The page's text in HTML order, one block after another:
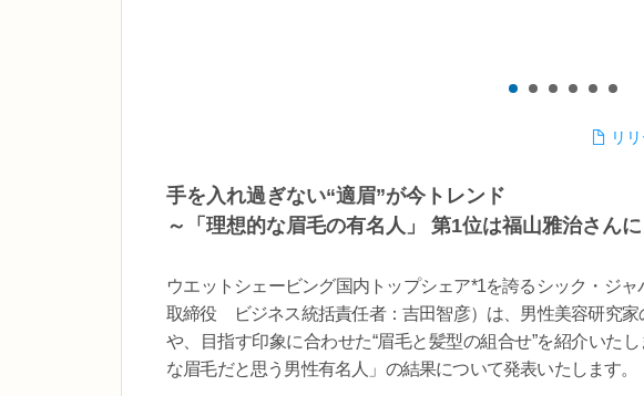
リ
手を入れ過ぎない“適眉”が今トレンド
～「理想的な眉毛の有名人」 第1位は福山雅治さんに
ウエットシェービング国内トップシェア*1を誇るシック・ジ
取締役 ビジネス統括責任者：吉田智彦）は、男性美容研究
や、目指す印象に合わせた“眉毛と髪型の組合せ”を紹介いた
な眉毛だと思う男性有名人」の結果について発表いたします。